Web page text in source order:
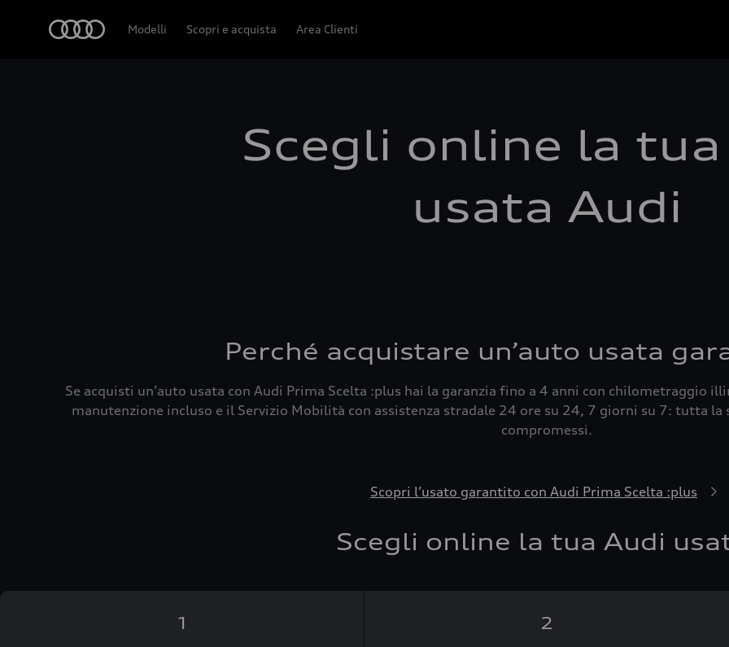
Modelli Scopri e acquista Area Clienti
Scegli online la
usata Audi
Perché acquistare un’auto usata
Se acquisti un’auto usata con Audi Prima Scelta :plus hai la garanzia fino a 4 anni con chilometraggio
manutenzione incluso e il Servizio Mobilità con assistenza stradale 24 ore su 24, 7 giorni su 7: tutta la
compromessi.
Scopri l’usato garantito con Audi Prima Scelta :plus
Scegli online la tua Audi
1 2